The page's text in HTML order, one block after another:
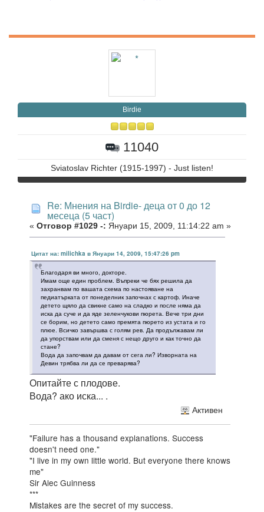
Birdie
11040
Sviatoslav Richter (1915-1997) - Just listen!
Re: Мнения на Birdie- деца от 0 до 12
месеца (5 част)
« Отговор #1029 -: Януари 15, 2009, 11:14:22 am »
Цитат на: milichka в Януари 14, 2009, 15:47:26 pm
Благодаря ви много, докторе.
Имам още един проблем. Въпреки че бях решила да
захранвам по вашата схема по настояване на
педиатърката от понеделник започнах с картоф. Иначе
детето щяло да свикне само на сладко и после няма да
иска да суче и да яде зеленчукови пюрета. Вече три дни
се борим, но детето само премята пюрето из устата и го
плюе. Всичко завършва с голям рев. Да продължавам ли
да упорствам или да сменя с нещо друго и как точно да
стане?
Вода да започвам да давам от сега ли? Изворната на
Девин трябва ли да се преварява?
Опитайте с плодове.
Вода? ако иска... .
Активен
"Failure has a thousand explanations. Success
doesn't need one."
"I live in my own little world. But everyone there knows
me"
Sir Alec Guinness
***
Mistakes are the secret of my success.